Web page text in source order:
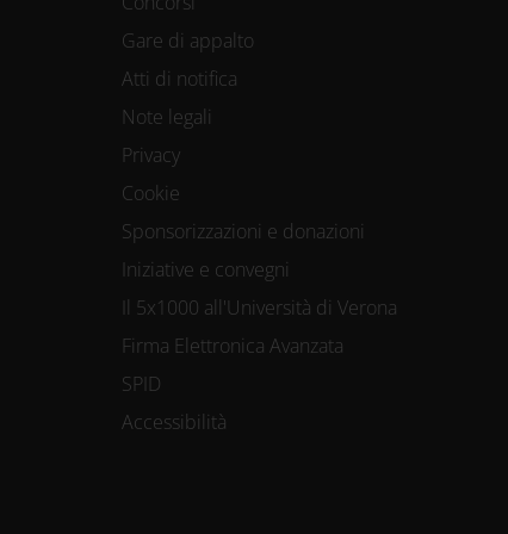
Gare di appalto
Atti di notifica
Note legali
Privacy
Cookie
Sponsorizzazioni e donazioni
Iniziative e convegni
Il 5x1000 all'Università di Verona
Firma Elettronica Avanzata
SPID
Accessibilità